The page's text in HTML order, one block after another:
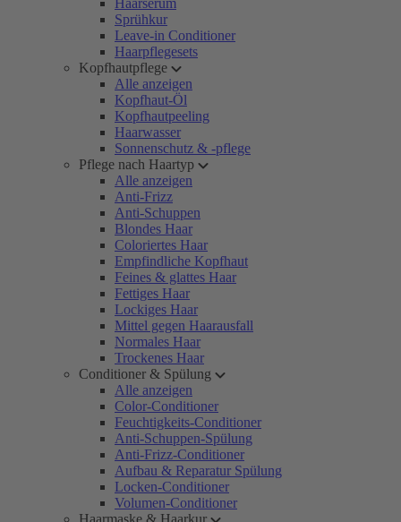
Haarserum
Sprühkur
Leave-in Conditioner
Haarpflegesets
Kopfhautpflege
Alle anzeigen
Kopfhaut-Öl
Kopfhautpeeling
Haarwasser
Sonnenschutz & -pflege
Pflege nach Haartyp
Alle anzeigen
Anti-Frizz
Anti-Schuppen
Blondes Haar
Coloriertes Haar
Empfindliche Kopfhaut
Feines & glattes Haar
Fettiges Haar
Lockiges Haar
Mittel gegen Haarausfall
Normales Haar
Trockenes Haar
Conditioner & Spülung
Alle anzeigen
Color-Conditioner
Feuchtigkeits-Conditioner
Anti-Schuppen-Spülung
Anti-Frizz-Conditioner
Aufbau & Reparatur Spülung
Locken-Conditioner
Volumen-Conditioner
Haarmaske & Haarkur